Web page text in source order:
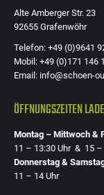
Alte Amberger Str. 23
92655 Grafenwöhr
Telefon: +49 (0)9641
Mobil: +49 (0)171 146
Email: info@schoen-
ÖFFNUNGSZEITEN
Montag – Mittwoch &
11 – 13:30 Uhr & 15 –
Donnerstag &
11 – 14 Uhr